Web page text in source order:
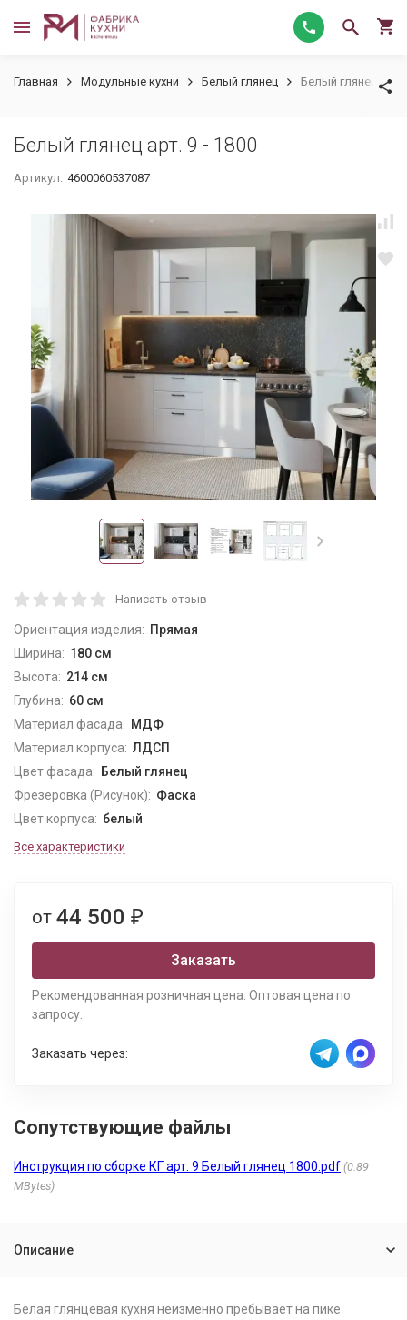
Главная Модульные кухни Белый глянец Белый глянец арт.
Белый глянец арт. 9 - 1800
Артикул: 4600060537087
Написать отзыв
Ориентация изделия: Прямая
Ширина: 180 см
Высота: 214 см
Глубина: 60 см
Материал фасада: МДФ
Материал корпуса: ЛДСП
Цвет фасада:
Белый глянец
Фрезеровка (Рисунок): Фаска
Цвет корпуса: белый
Все характеристики
от 44 500 ₽
Заказать
Рекомендованная розничная цена. Оптовая цена по
запросу.
Заказать через:
Сопутствующие файлы
Инструкция по сборке КГ арт. 9 Белый глянец 1800.pdf 0.89
MBytes
Описание
Белая глянцевая кухня неизменно пребывает на пике